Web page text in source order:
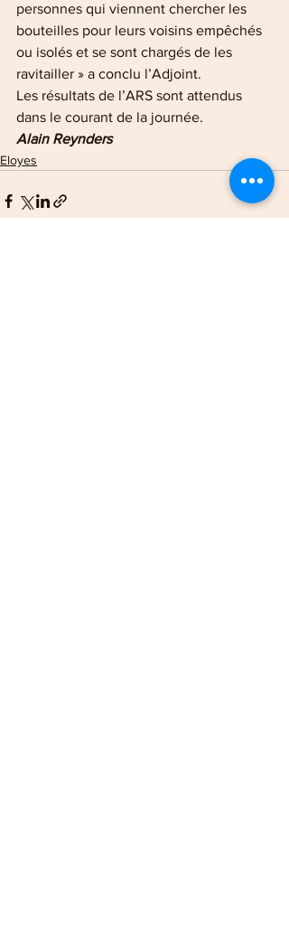
personnes qui viennent chercher les
bouteilles pour leurs voisins empêchés
ou isolés et se sont chargés de les
ravitailler » a conclu l’Adjoint.
Les résultats de l’ARS sont attendus
dans le courant de la journée.
Alain Reynders
Eloyes